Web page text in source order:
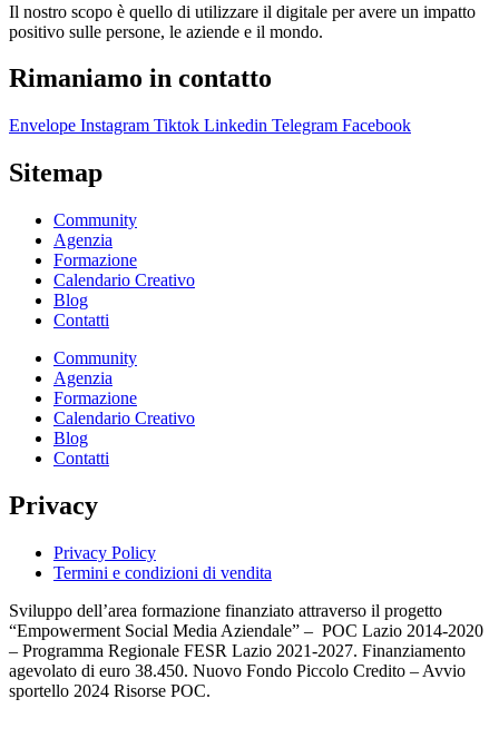
Il nostro scopo è quello di utilizzare il digitale per avere un impatto
positivo sulle persone, le aziende e il mondo.
Rimaniamo in contatto
Envelope Instagram Tiktok Linkedin Telegram Facebook
Sitemap
Community
Agenzia
Formazione
Calendario Creativo
Blog
Contatti
Community
Agenzia
Formazione
Calendario Creativo
Blog
Contatti
Privacy
Privacy Policy
Termini e condizioni di vendita
Sviluppo dell’area formazione finanziato attraverso il progetto
“Empowerment Social Media Aziendale” – POC Lazio 2014-2020
– Programma Regionale FESR Lazio 2021-2027. Finanziamento
agevolato di euro 38.450. Nuovo Fondo Piccolo Credito – Avvio
sportello 2024 Risorse POC.